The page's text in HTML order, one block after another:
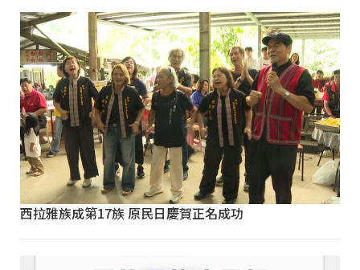
西拉雅族成第17族 原民日慶賀正名成功